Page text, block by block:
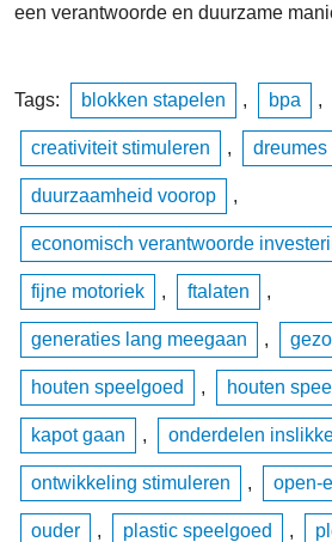
een verantwoorde en duurzame
Tags: blokken stapelen , bpa ,
creativiteit stimuleren , dreumes
duurzaamheid voorop ,
economisch verantwoorde
fijne motoriek , ftalaten ,
generaties lang meegaan ,
houten speelgoed , houten
kapot gaan , onderdelen
ontwikkeling stimuleren , open-
ouder , plastic speelgoed ,